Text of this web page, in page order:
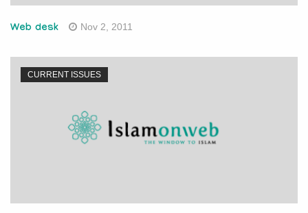
Web desk Nov 2, 2011
CURRENT ISSUES